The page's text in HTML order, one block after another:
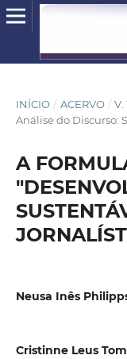
INÍCIO / ACERVO / V.
Análise do Discurso:
A
Neusa Inês
Cristinne Leus